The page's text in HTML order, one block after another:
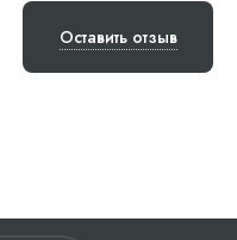
Оставить отзыв